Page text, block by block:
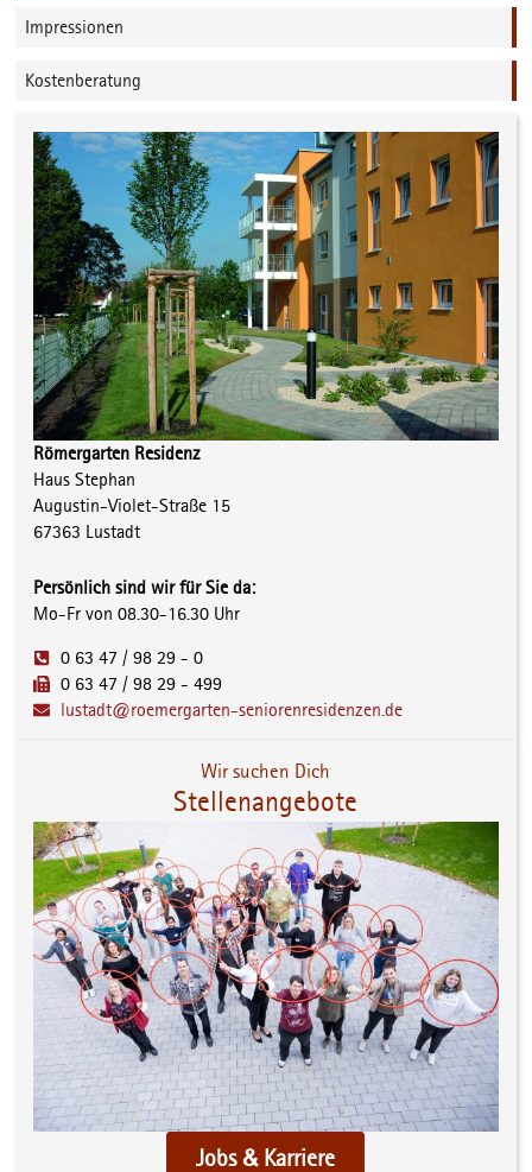
Impressionen
Kostenberatung
Römergarten Residenz
Haus Stephan
Augustin-Violet-Straße 15
67363 Lustadt
Persönlich sind wir für Sie da:
Mo-Fr von 08.30-16.30 Uhr
0 63 47 / 98 29 - 0
0 63 47 / 98 29 - 499
lustadt@roemergarten-seniorenresidenzen.de
Wir suchen Dich
Stellenangebote
Jobs & Karriere